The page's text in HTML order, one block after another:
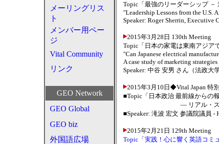
メーリングリス
ト
メンバー用ペー
ジ
Vital Community
リンク
GEO Network
GEO Global
GEO biz
外国語広場
Topic「最強のリーダーシップ
"Leadership Lessons from the U.S.
Speaker: Roger Sherrin,
2015年3月28日 130th Meeting
Topic「日本の家電は東南アジア
"Can Japanese electrical
A case study of marketing
Speaker: 中谷 安男 さん（法政大
2015年3月10日◆Vital Japan 特
■Topic「日本政治 最前線からの
― リアル・スケールを
■Speaker: 滝波 宏文 参議院議員 -
2015年2月21日 129th Meeting
Topic「実践！心に響く英語コミ